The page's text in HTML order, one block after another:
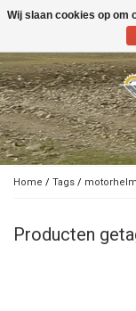
Toggle
Home / Tags / motorhelm
Producten
Wij slaan cookies op om